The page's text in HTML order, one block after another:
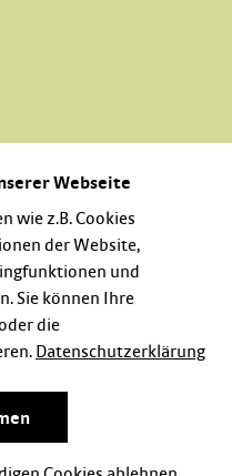
Webseite
wie z.B. Cookies
der Website,
und
Sie können Ihre
die
Datenschutzerklärung